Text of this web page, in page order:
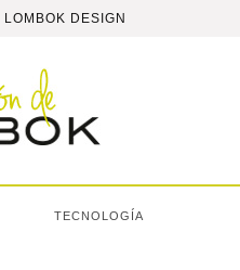
LOMBOK DESIGN
TECNOLOGÍA